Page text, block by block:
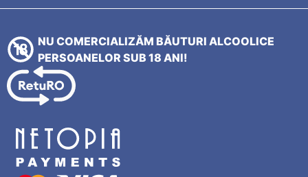
NU COMERCIALIZĂM BĂUTURI ALCOOLICE
PERSOANELOR SUB 18 ANI!